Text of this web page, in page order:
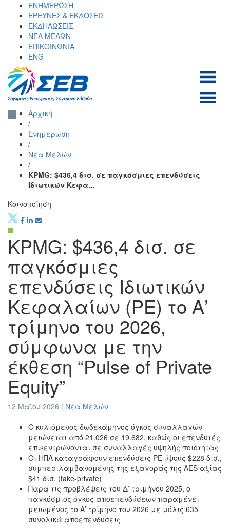
content
ΕΝΗΜΕΡΩΣΗ
ΕΡΕΥΝΕΣ & ΕΚΔΟΣΕΙΣ
ΕΚΔΗΛΩΣΕΙΣ
ΝΕΑ ΜΕΛΩΝ
ΕΠΙΚΟΙΝΩΝΙΑ
ENG
επιχειρήσεων και
βιομηχανιών
Αρχική
/
Ενημέρωση
/
Νέα Μελών
/
KPMG: $436,4 δισ. σε παγκόσμιες επενδύσεις
Iδιωτικών Κεφα...
Κοινοποίηση
KPMG: $436,4 δισ. σε
παγκόσμιες
επενδύσεις Iδιωτικών
Κεφαλαίων (PE) το Α’
τρίμηνο του 2026,
σύμφωνα με την
έκθεση “Pulse of Private
Equity”
12 Μαΐου 2026 | Νέα Μελών
Ο κυλιόμενος δωδεκάμηνος όγκος συναλλαγών
μειώνεται από 21.026 σε 19.682, καθώς οι επενδυτές
επικεντρώνονται σε συναλλαγές υψηλής ποιότητας
Οι ΗΠΑ καταγράφουν επενδύσεις PE ύψους $228 δισ.,
συμπεριλαμβανομένης της εξαγοράς της AES αξίας
$41 δισ. (take-private)
Παρά τις προβλέψεις του Δ’ τριμήνου 2025, ο
παγκόσμιος όγκος αποεπενδύσεων παραμένει
μειωμένος το Α’ τρίμηνο του 2026 με μόλις 635
συνολικά αποεπενδύσεις